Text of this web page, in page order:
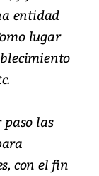
entidad
lugar
las
con el fin